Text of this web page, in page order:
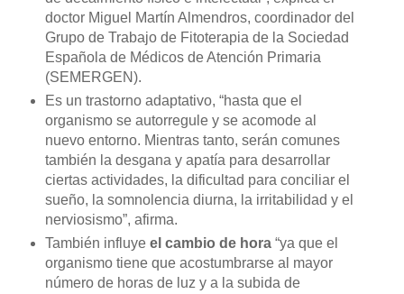
doctor Miguel Martín Almendros, coordinador del
Grupo de Trabajo de Fitoterapia de la Sociedad
Española de Médicos de Atención Primaria
(SEMERGEN).
Es un trastorno adaptativo, “hasta que el
organismo se autorregule y se acomode al
nuevo entorno. Mientras tanto, serán comunes
también la desgana y apatía para desarrollar
ciertas actividades, la dificultad para conciliar el
sueño, la somnolencia diurna, la irritabilidad y el
nerviosismo”, afirma.
También influye el cambio de hora“ya que el
organismo tiene que acostumbrarse al mayor
número de horas de luz y a la subida de